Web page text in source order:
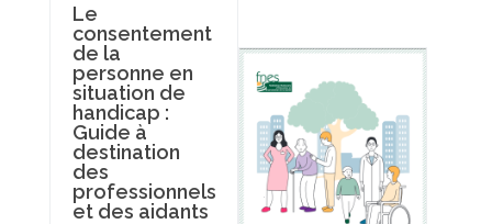
Le
consentement
de la
personne en
situation de
handicap :
Guide à
destination
des
professionnels
et des aidants